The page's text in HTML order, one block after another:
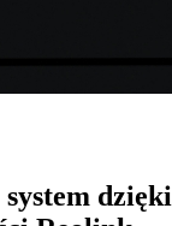
dzięki